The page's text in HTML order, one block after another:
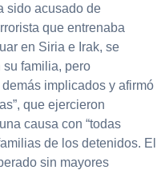
sido acusado de
que entrenaba
en Siria e Irak, se
su familia, pero
implicados y afirmó
que ejercieron
causa con “todas
de los detenidos. El
sin mayores